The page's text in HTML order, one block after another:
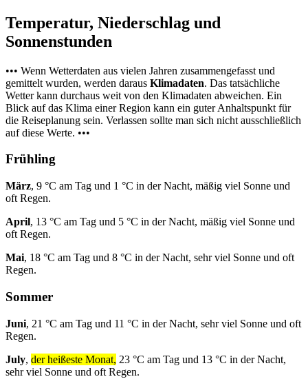
Temperatur, Niederschlag und
Sonnenstunden
••• Wenn Wetterdaten aus vielen Jahren zusammengefasst und
gemittelt wurden, werden daraus Klimadaten. Das tatsächliche
Wetter kann durchaus weit von den Klimadaten abweichen. Ein
Blick auf das Klima einer Region kann ein guter Anhaltspunkt für
die Reiseplanung sein. Verlassen sollte man sich nicht ausschließlich
auf diese Werte. •••
Frühling
März, 9 °C am Tag und 1 °C in der Nacht, mäßig viel Sonne und
oft Regen.
April, 13 °C am Tag und 5 °C in der Nacht, mäßig viel Sonne und
oft Regen.
Mai, 18 °C am Tag und 8 °C in der Nacht, sehr viel Sonne und oft
Regen.
Sommer
Juni, 21 °C am Tag und 11 °C in der Nacht, sehr viel Sonne und oft
Regen.
July, der heißeste Monat, 23 °C am Tag und 13 °C in der Nacht,
sehr viel Sonne und oft Regen.